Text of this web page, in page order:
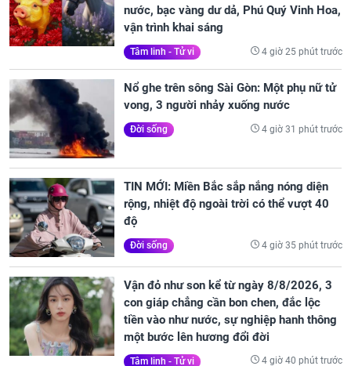
nước, bạc vàng dư dả, Phú Quý Vinh Hoa,
vận trình khai sáng
Tâm linh - Tử vi 4 giờ 25 phút trước
Nổ ghe trên sông Sài Gòn: Một phụ nữ tử
vong, 3 người nhảy xuống nước
Đời sống 4 giờ 31 phút trước
TIN MỚI: Miền Bắc sắp nắng nóng diện
rộng, nhiệt độ ngoài trời có thể vượt 40
độ
Đời sống 4 giờ 35 phút trước
Vận đỏ như son kể từ ngày 8/8/2026, 3
con giáp chẳng cần bon chen, đắc lộc
tiền vào như nước, sự nghiệp hanh thông
một bước lên hương đổi đời
Tâm linh - Tử vi 4 giờ 40 phút trước